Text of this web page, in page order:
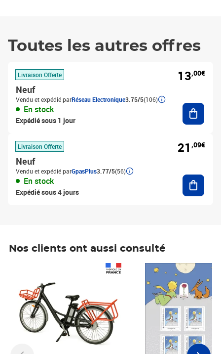
Toutes les autres offres
Livraison Offerte
Neuf
Vendu et expédié parRéseau Electronique3.75/5(106)
En stock
Expédié sous 1 jour
13,00€
Livraison Offerte
Neuf
Vendu et expédié parGpasPlus3.77/5(56)
En stock
Expédié sous 4 jours
21 ,09€
Nos clients ont aussi consulté
Prix 7,50€